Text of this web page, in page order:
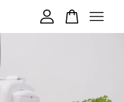
是空的。